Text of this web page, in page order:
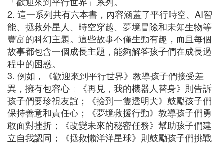
2. 這一系列共有六本書，內容涵蓋了平行時空、AI智
能、拯救外星人、時空穿越、夢境冒險和未知生物等
豐富的科幻主題。這些故事不僅生動有趣，而且每個
故事都包含一個成長主題，能夠解答孩子們在成長過
程中的困惑。
3. 例如，《歡迎來到平行世界》教導孩子們接受差
異，擁有包容心；《再見，我的機器人替身》則告訴
孩子們要珍視友誼；《撿到一隻透明犬》鼓勵孩子們
保持善意和責任心；《夢境救援行動》教導孩子們勇
敢面對挫折；《改變未來的秘密任務》幫助孩子們建
立自我認同；《拯救懶洋洋星球》則鼓勵孩子們挑戰